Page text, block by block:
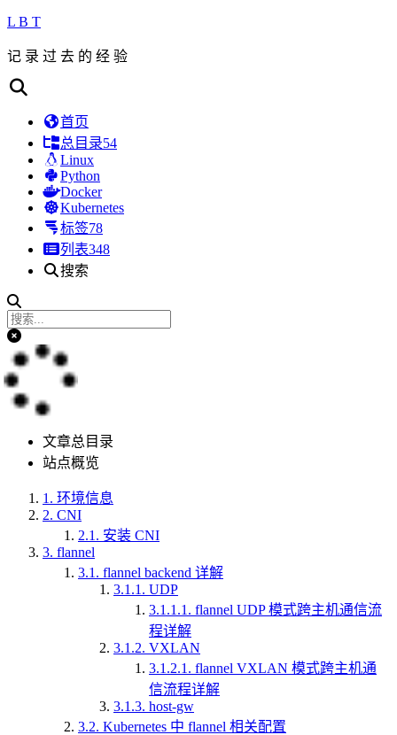
L B T
记 录 过 去 的 经 验
首页
总目录54
Linux
Python
Docker
Kubernetes
标签78
列表348
搜索
文章总目录
站点概览
1. 环境信息
2. CNI
2.1. 安装 CNI
3. flannel
3.1. flannel backend 详解
3.1.1. UDP
3.1.1.1. flannel UDP 模式跨主机通信流
程详解
3.1.2. VXLAN
3.1.2.1. flannel VXLAN 模式跨主机通
信流程详解
3.1.3. host-gw
3.2. Kubernetes 中 flannel 相关配置